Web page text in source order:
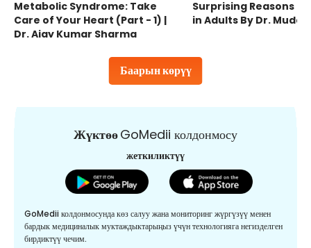
Баарын көрүү
Metabolic Syndrome: Take
Care of Your Heart (Part - 1) |
Dr. Ajay Kumar Sharma
Surprising Reasons
in Adults By Dr.
ЖүктөөGoMedii колдонмосу
жеткиликтүү
GoMedii колдонмосунда көз салуу жана мониторинг жүргүзүү менен
бардык медициналык муктаждыктарыңыз үчүн технологияга негизделген
бирдиктүү чечим.